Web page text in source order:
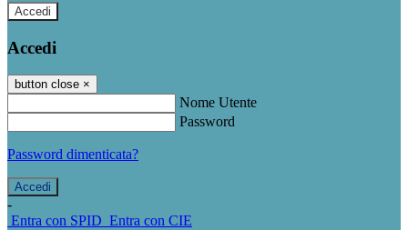
Accedi
Accedi
button close ×
Nome Utente
Password
Password dimenticata?
-
Entra con SPID Entra con CIE